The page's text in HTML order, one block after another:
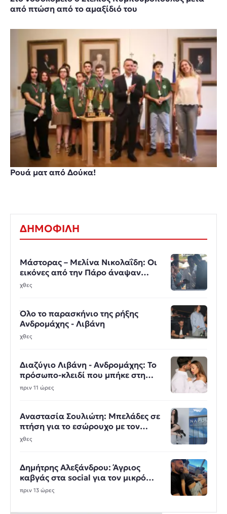
από πτώση από το αμαξίδιό του
Ρουά ματ από Δούκα!
ΔΗΜΟΦΙΛΗ
Μάστορας – Μελίνα Νικολαΐδη: Οι
εικόνες από την Πάρο άναψαν
φωτιές
χθες
Όλο το παρασκήνιο της ρήξης
Ανδρομάχης - Λιβάνη
χθες
Διαζύγιο Λιβάνη - Ανδρομάχης: Το
πρόσωπο-κλειδί που μπήκε στη
μέση
πριν 11 ώρες
Αναστασία Σουλιώτη: Μπελάδες σε
πτήση για το εσώρουχο με τον
δονητή
χθες
Δημήτρης Αλεξάνδρου: Άγριος
καβγάς στα social για τον μικρό
Πάρη
πριν 13 ώρες